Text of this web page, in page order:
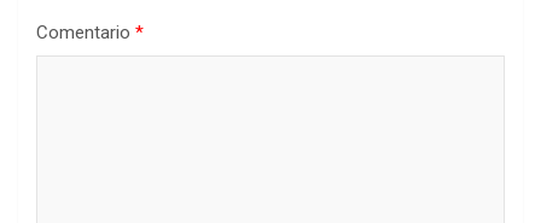
Comentario *